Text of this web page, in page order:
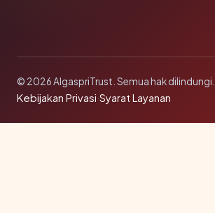
© 2026 AlgaspriTrust. Semua hak dilindungi.
Kebijakan Privasi·Syarat Layanan